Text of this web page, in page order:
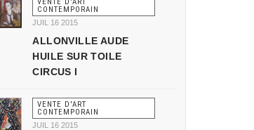
CONTEMPORAIN
JUIL 16 2015
ALLONVILLE AUDE
HUILE SUR TOILE
CIRCUS I
VENTE D'ART
CONTEMPORAIN
JUIL 16 2015